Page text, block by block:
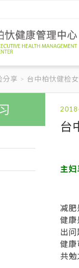
分享 台中柏忕健检
台
主
减肥
健康
出问
健康
共勉